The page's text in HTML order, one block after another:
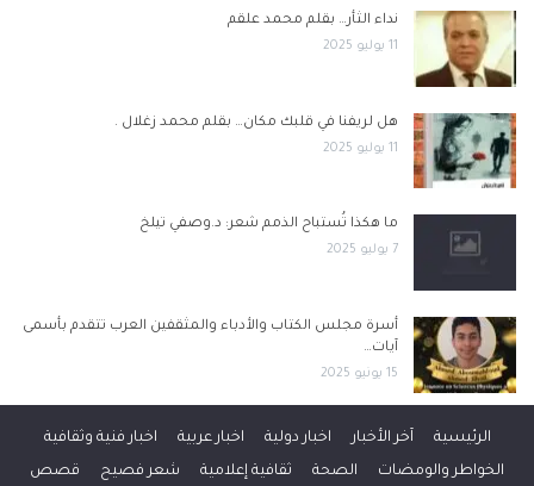
نداء الثأر… بقلم محمد علقم
11 يوليو 2025
هل لريفنا في قلبك مكان… بقلم محمد زغلال .
11 يوليو 2025
ما هكذا تُستباح الذمم شعر: د.وصفي تيلخ
7 يوليو 2025
أسرة مجلس الكتاب والأدباء والمثقفين العرب تتقدم بأسمى
آيات…
15 يونيو 2025
الرئيسية آخر الأخبار اخبار دولية اخبار عربية
اخبار فنية وثقافية
الخواطر والومضات
الصحة ثقافية إعلامية شعر فصيح قصص